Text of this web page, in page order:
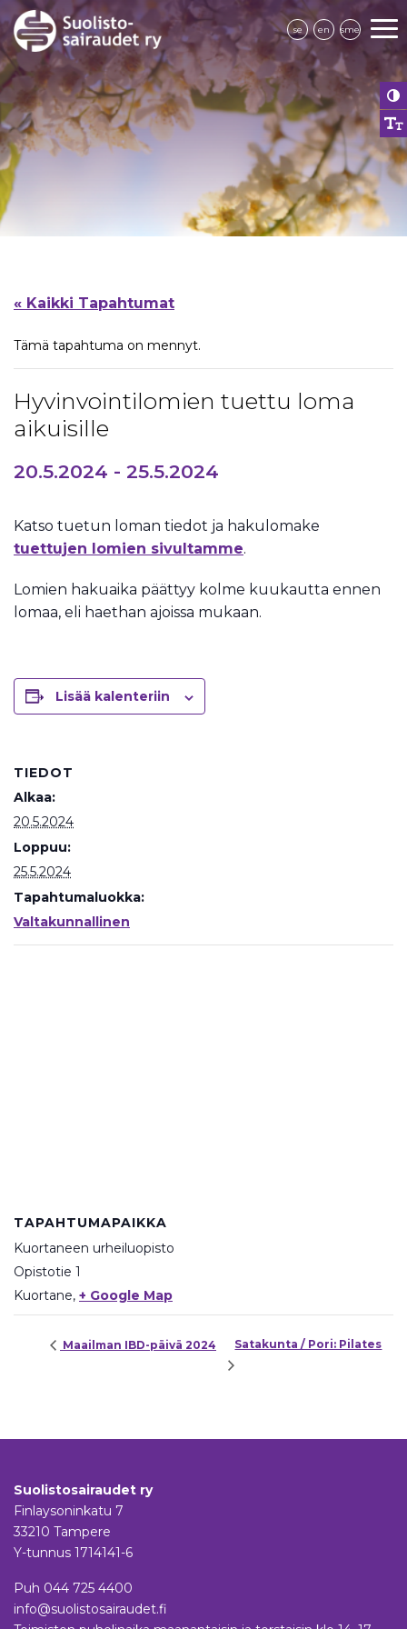
se en sme
« Kaikki Tapahtumat
Tämä tapahtuma on mennyt.
Hyvinvointilomien tuettu loma
aikuisille
20.5.2024 - 25.5.2024
Katso tuetun loman tiedot ja hakulomake
tuettujen lomien sivultamme.
Lomien hakuaika päättyy kolme kuukautta ennen
lomaa, eli haethan ajoissa mukaan.
Lisää kalenteriin
TIEDOT
Alkaa:
20.5.2024
Loppuu:
25.5.2024
Tapahtumaluokka:
Valtakunnallinen
TAPAHTUMAPAIKKA
Kuortaneen urheiluopisto
Opistotie 1
Kuortane, + Google Map
Maailman IBD-päivä 2024 Satakunta / Pori: Pilates
Suolistosairaudet ry
Finlaysoninkatu 7
33210 Tampere
Y-tunnus 1714141-6
Puh 044 725 4400
info@suolistosairaudet.fi